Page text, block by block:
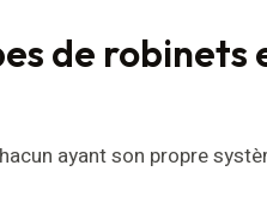
de robinets
ayant son propre